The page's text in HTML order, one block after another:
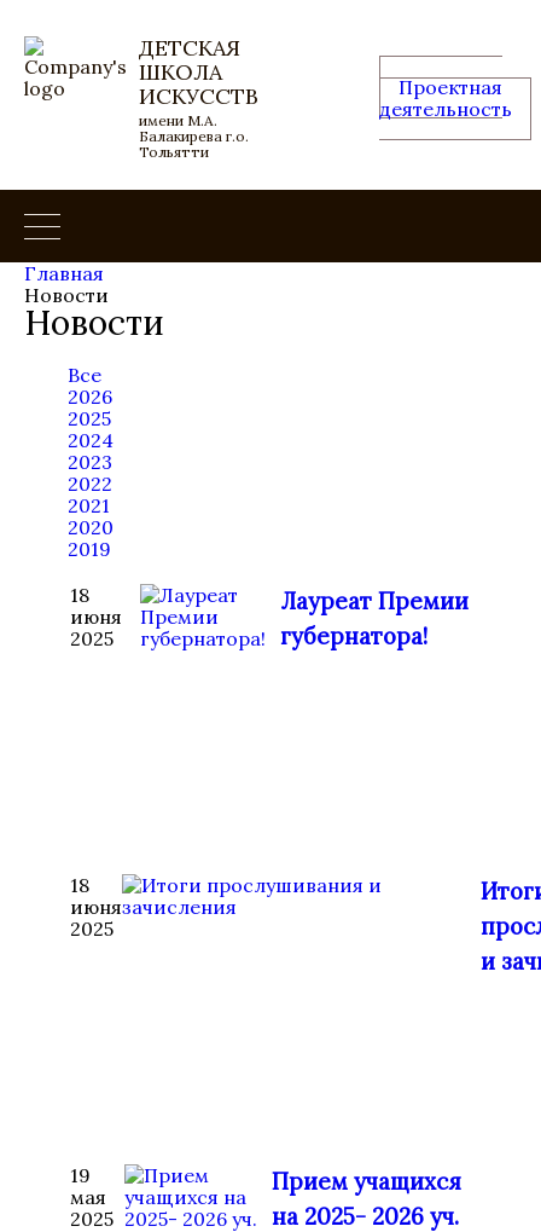
ДЕТСКАЯ
ШКОЛА
ИСКУССТВ
имени М.А.
Балакирева г.о.
Тольятти
Проектная
деятельность
Главная
Новости
Новости
Все
2026
2025
2024
2023
2022
2021
2020
2019
18
июня
2025
Лауреат Премии
губернатора!
18
июня
2025
и
19
мая
2025
Прием учащихся
на 2025- 2026 уч.